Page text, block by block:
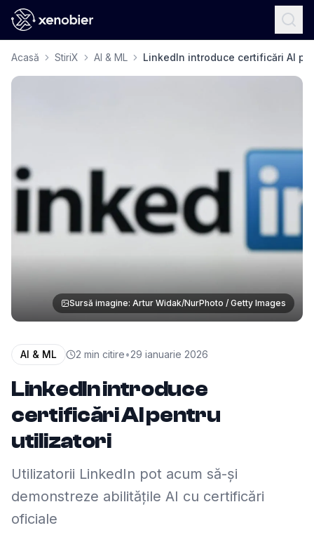
Acasă StiriX AI & ML LinkedIn introduce certificări AI
Sursă imagine: Artur Widak/NurPhoto / Getty Images
AI & ML 2 min citire•29 ianuarie 2026
LinkedIn introduce
certificări AI pentru
utilizatori
Utilizatorii LinkedIn pot acum să-și
demonstreze abilitățile AI cu certificări
oficiale